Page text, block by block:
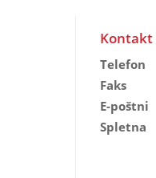
Kontakt
Telefon
Faks
E-poštni
Spletna